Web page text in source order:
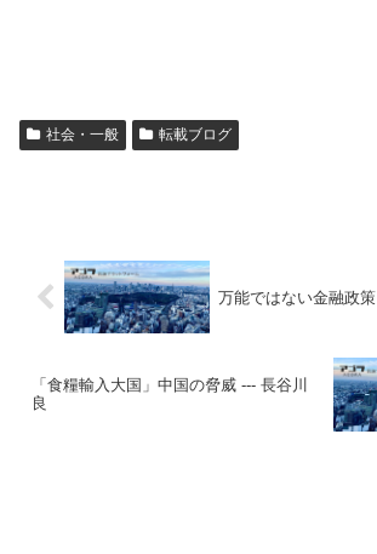
社会・一般 転載ブログ
万能ではない金融政策
「食糧輸入大国」中国の脅威 --- 長谷川
良